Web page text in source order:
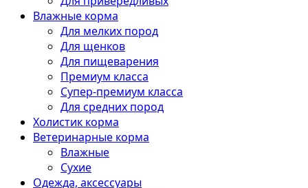
Влажные корма
Для мелких пород
Для щенков
Для пищеварения
Премиум класса
Супер-премиум класса
Для средних пород
Холистик корма
Ветеринарные корма
Влажные
Сухие
Одежда, аксессуары